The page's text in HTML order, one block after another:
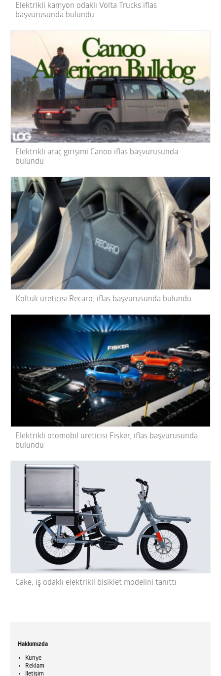
Elektrikli kamyon odaklı Volta Trucks iflas
başvurusunda bulundu
Elektrikli araç girişimi Canoo iflas başvurusunda
bulundu
Koltuk üreticisi Recaro, iflas başvurusunda bulundu
Elektrikli otomobil üreticisi Fisker, iflas başvurusunda
bulundu
Cake, iş odaklı elektrikli bisiklet modelini tanıttı
Hakkımızda
Künye
Reklam
İletişim